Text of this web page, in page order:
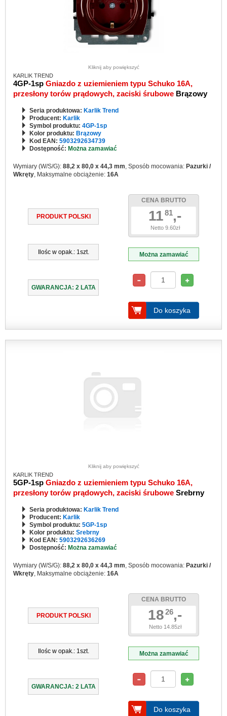
Kliknij aby powiększyć
KARLIK TREND
4GP-1sp Gniazdo z uziemieniem typu Schuko 16A,
przesłony torów prądowych, zaciski śrubowe Brązowy
Seria produktowa: Karlik Trend
Producent: Karlik
Symbol produktu: 4GP-1sp
Kolor produktu: Brązowy
Kod EAN: 5903292634739
Dostępność: Można zamawiać
Wymiary (W/S/G): 88,2 x 80,0 x 44,3 mm, Sposób mocowania: Pazurki /
Wkręty, Maksymalne obciążenie: 16A
PRODUKT POLSKI
Ilośc w opak.: 1szt.
GWARANCJA: 2 LATA
CENA BRUTTO
1181,-
Netto 9.60zł
Można zamawiać
Do koszyka
Kliknij aby powiększyć
KARLIK TREND
5GP-1sp Gniazdo z uziemieniem typu Schuko 16A,
przesłony torów prądowych, zaciski śrubowe Srebrny
Seria produktowa: Karlik Trend
Producent: Karlik
Symbol produktu: 5GP-1sp
Kolor produktu: Srebrny
Kod EAN: 5903292636269
Dostępność: Można zamawiać
Wymiary (W/S/G): 88,2 x 80,0 x 44,3 mm, Sposób mocowania: Pazurki /
Wkręty, Maksymalne obciążenie: 16A
PRODUKT POLSKI
Ilośc w opak.: 1szt.
GWARANCJA: 2 LATA
CENA BRUTTO
1826,-
Netto 14.85zł
Można zamawiać
Do koszyka